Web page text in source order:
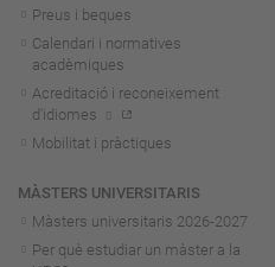
Preus i beques
Calendari i normatives
acadèmiques
Acreditació i reconeixement
d'idiomes
Mobilitat i pràctiques
MÀSTERS UNIVERSITARIS
Màsters universitaris 2026-2027
Per què estudiar un màster a la